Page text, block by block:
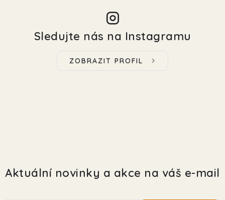
Sledujte nás na Instagramu
ZOBRAZIT PROFIL
Aktuální novinky a akce na váš e-mail